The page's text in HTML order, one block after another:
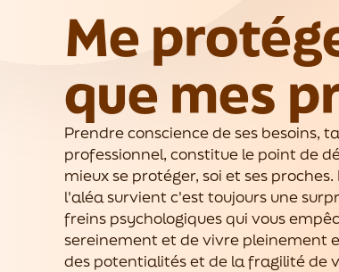
Me
que mes
Prendre conscience de ses besoins,
professionnel, constitue le point de
mieux se protéger, soi et ses
l'aléa survient c'est toujours une
freins psychologiques qui vous
sereinement et de vivre pleinement
des potentialités et de la fragilité de